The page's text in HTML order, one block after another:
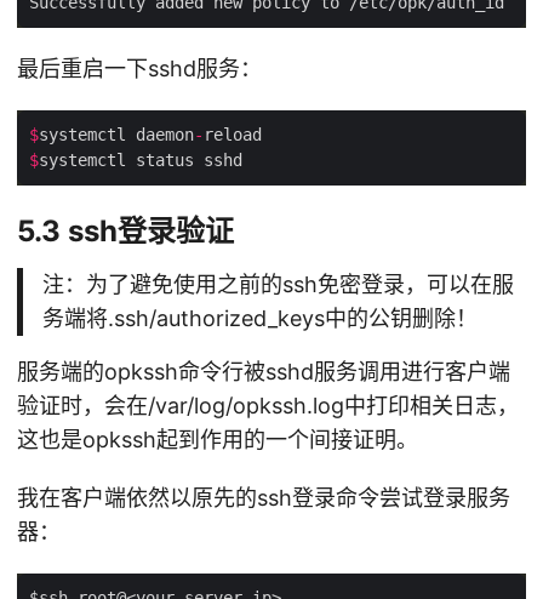
最后重启一下sshd服务：
$systemctl daemon-
$
5.3 ssh登录验证
注：为了避免使用之前的ssh免密登录，可以在服
务端将.ssh/authorized_keys中的公钥删除！
服务端的opkssh命令行被sshd服务调用进行客户端
验证时，会在/var/log/opkssh.log中打印相关日志，
这也是opkssh起到作用的一个间接证明。
我在客户端依然以原先的ssh登录命令尝试登录服务
器：